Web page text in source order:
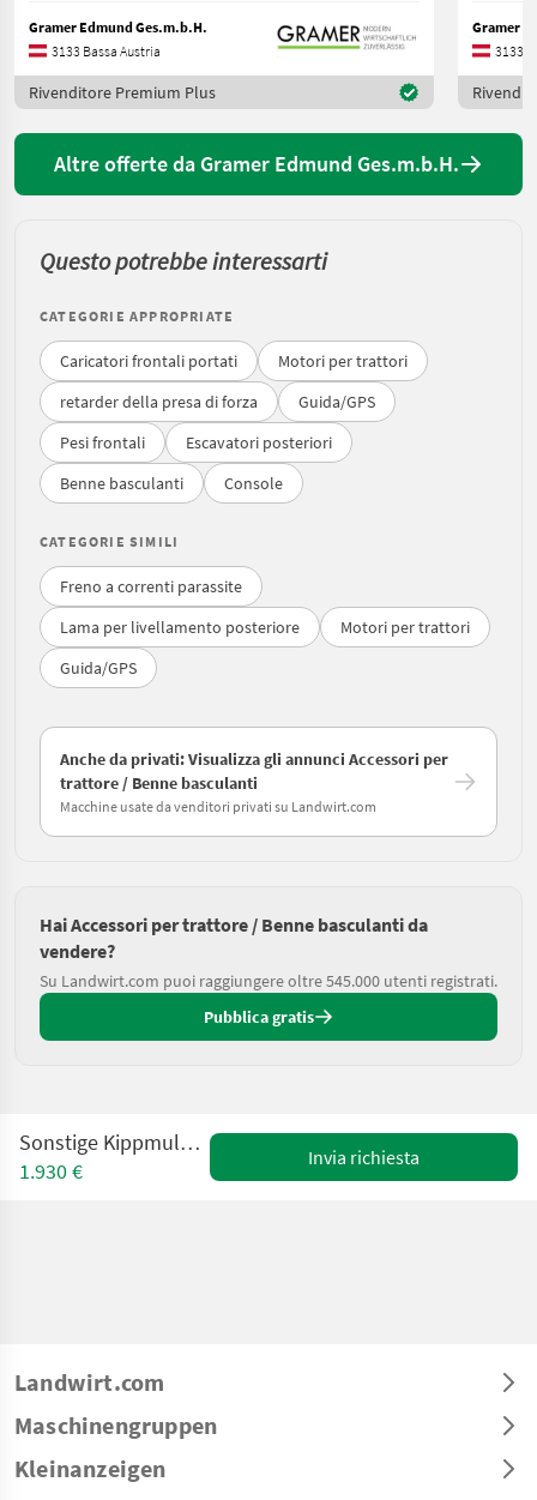
Gramer Edmund Ges.m.b.H.
3133 Bassa Austria
Rivenditore Premium Plus
Gramer
3133
Altre offerte da Gramer Edmund Ges.m.b.H.
Questo potrebbe interessarti
CATEGORIE APPROPRIATE
Caricatori frontali portati
Motori per trattori
retarder della presa di forza
Guida/GPS
Pesi frontali
Escavatori posteriori
Benne basculanti
Console
CATEGORIE SIMILI
Freno a correnti parassite
Lama per livellamento posteriore
Motori per trattori
Guida/GPS
Anche da privati: Visualizza gli annunci Accessori per
trattore / Benne basculanti
Macchine usate da venditori privati su Landwirt.com
Hai Accessori per trattore / Benne basculanti da
vendere?
Su Landwirt.com puoi raggiungere oltre 545.000 utenti registrati.
Pubblica gratis
Sonstige Kippmulde 120 bis 220 cm
1.930 €
Invia richiesta
Landwirt.com
Maschinengruppen
Kleinanzeigen